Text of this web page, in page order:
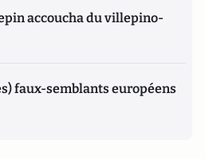
accoucha du villepino-
faux-semblants européens